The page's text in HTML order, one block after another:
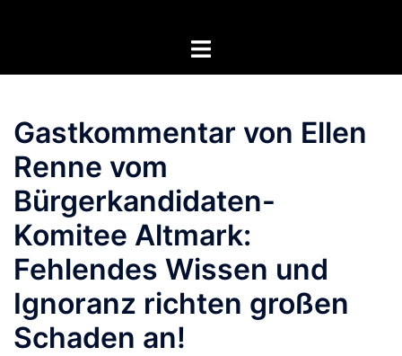
Menü
Gastkommentar von Ellen
Renne vom
Bürgerkandidaten-
Komitee Altmark:
Fehlendes Wissen und
Ignoranz richten großen
Schaden an!